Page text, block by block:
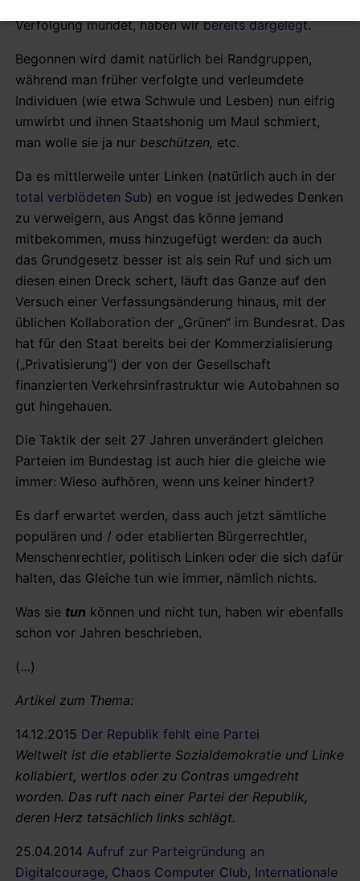
Verfolgung mündet, haben wirbereits dargelegt.
Begonnen wird damit natürlich bei Randgruppen,
während man früher verfolgte und verleumdete
Individuen (wie etwa Schwule und Lesben) nun eifrig
umwirbt und ihnen Staatshonig um Maul schmiert,
man wolle sie ja nur beschützen, etc.
Da es mittlerweile unter Linken (natürlich auch in der
total verblödeten Sub) en vogue ist jedwedes Denken
zu verweigern, aus Angst das könne jemand
mitbekommen, muss hinzugefügt werden: da auch
das Grundgesetz besser ist als sein Ruf und sich um
diesen einen Dreck schert, läuft das Ganze auf den
Versuch einer Verfassungsänderung hinaus, mit der
üblichen Kollaboration der „Grünen“ im Bundesrat. Das
hat für den Staat bereits bei der Kommerzialisierung
(„Privatisierung“) der von der Gesellschaft
finanzierten Verkehrsinfrastruktur wie Autobahnen so
gut hingehauen.
Die Taktik der seit 27 Jahren unverändert gleichen
Parteien im Bundestag ist auch hier die gleiche wie
immer: Wieso aufhören, wenn uns keiner hindert?
Es darf erwartet werden, dass auch jetzt sämtliche
populären und / oder etablierten Bürgerrechtler,
Menschenrechtler, politisch Linken oder die sich dafür
halten, das Gleiche tun wie immer, nämlich nichts.
Was sie tun können und nicht tun, haben wir ebenfalls
schon vor Jahren beschrieben.
(…)
Artikel zum Thema:
14.12.2015 Der Republik fehlt eine Partei
Weltweit ist die etablierte Sozialdemokratie und Linke
kollabiert, wertlos oder zu Contras umgedreht
worden. Das ruft nach einer Partei der Republik,
deren Herz tatsächlich links schlägt.
25.04.2014 Aufruf zur Parteigründung an
Digitalcourage, Chaos Computer Club, Internationale